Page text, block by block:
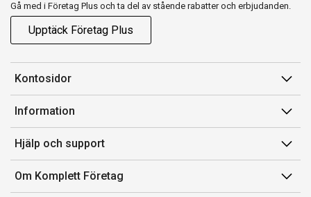
Gå med i Företag Plus och ta del av stående rabatter och erbjudanden.
Upptäck Företag Plus
Kontosidor
Mina sidor
Orderhistorik
Fakturor & Kvitton
Inköpslistor
Information
Försäljningsvillkor
Villkor för Komplett Företag Plus
Felsökning & guider
Hjälp och support
Kontakta oss
Kundservice
Om Komplett Företag